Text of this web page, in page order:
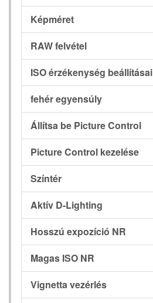
Képméret
RAW felvétel
ISO érzékenység beállításai
fehér egyensúly
Állítsa be Picture Control
Picture Control kezelése
Színtér
Aktív D-Lighting
Hosszú expozíció NR
Magas ISO NR
Vignetta vezérlés